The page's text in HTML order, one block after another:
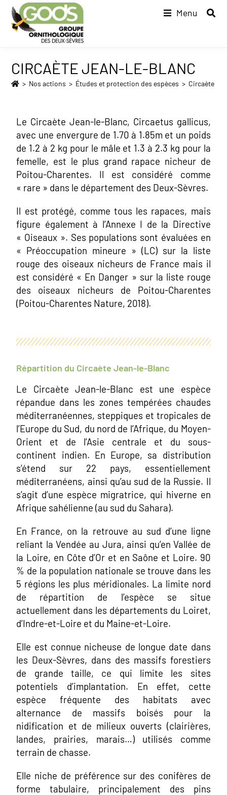
Menu
CIRCAÈTE JEAN-LE-BLANC
> Nos actions > Études et protection des espèces > Circaète
Le Circaète Jean-le-Blanc, Circaetus gallicus,
avec une envergure de 1.70 à 1.85m et un poids
de 1.2 à 2 kg pour le mâle et 1.3 à 2.3 kg pour la
femelle, est le plus grand rapace nicheur de
Poitou-Charentes. Il est considéré comme
« rare » dans le département des Deux-Sèvres.
Il est protégé, comme tous les rapaces, mais
figure également à l’Annexe I de la Directive
« Oiseaux ». Ses populations sont évaluées en
« Préoccupation mineure » (LC) sur la liste
rouge des oiseaux nicheurs de France mais il
est considéré « En Danger » sur la liste rouge
des oiseaux nicheurs de Poitou-Charentes
(Poitou-Charentes Nature, 2018).
Répartition du Circaète Jean-le-Blanc
Le Circaète Jean-le-Blanc est une espèce
répandue dans les zones tempérées chaudes
méditerranéennes, steppiques et tropicales de
l’Europe du Sud, du nord de l’Afrique, du Moyen-
Orient et de l’Asie centrale et du sous-
continent indien. En Europe, sa distribution
s’étend sur 22 pays, essentiellement
méditerranéens, ainsi qu’au sud de la Russie. Il
s’agit d’une espèce migratrice, qui hiverne en
Afrique sahélienne (au sud du Sahara).
En France, on la retrouve au sud d’une ligne
reliant la Vendée au Jura, ainsi qu’en Vallée de
la Loire, en Côte d’Or et en Saône et Loire. 90
% de la population nationale se trouve dans les
5 régions les plus méridionales. La limite nord
de répartition de l’espèce se situe
actuellement dans les départements du Loiret,
d’Indre-et-Loire et du Maine-et-Loire.
Elle est connue nicheuse de longue date dans
les Deux-Sèvres, dans des massifs forestiers
de grande taille, ce qui limite les sites
potentiels d’implantation. En effet, cette
espèce fréquente des habitats avec
alternance de massifs boisés pour la
nidification et de milieux ouverts (clairières,
landes, prairies, marais…) utilisés comme
terrain de chasse.
Elle niche de préférence sur des conifères de
forme tabulaire, principalement des pins